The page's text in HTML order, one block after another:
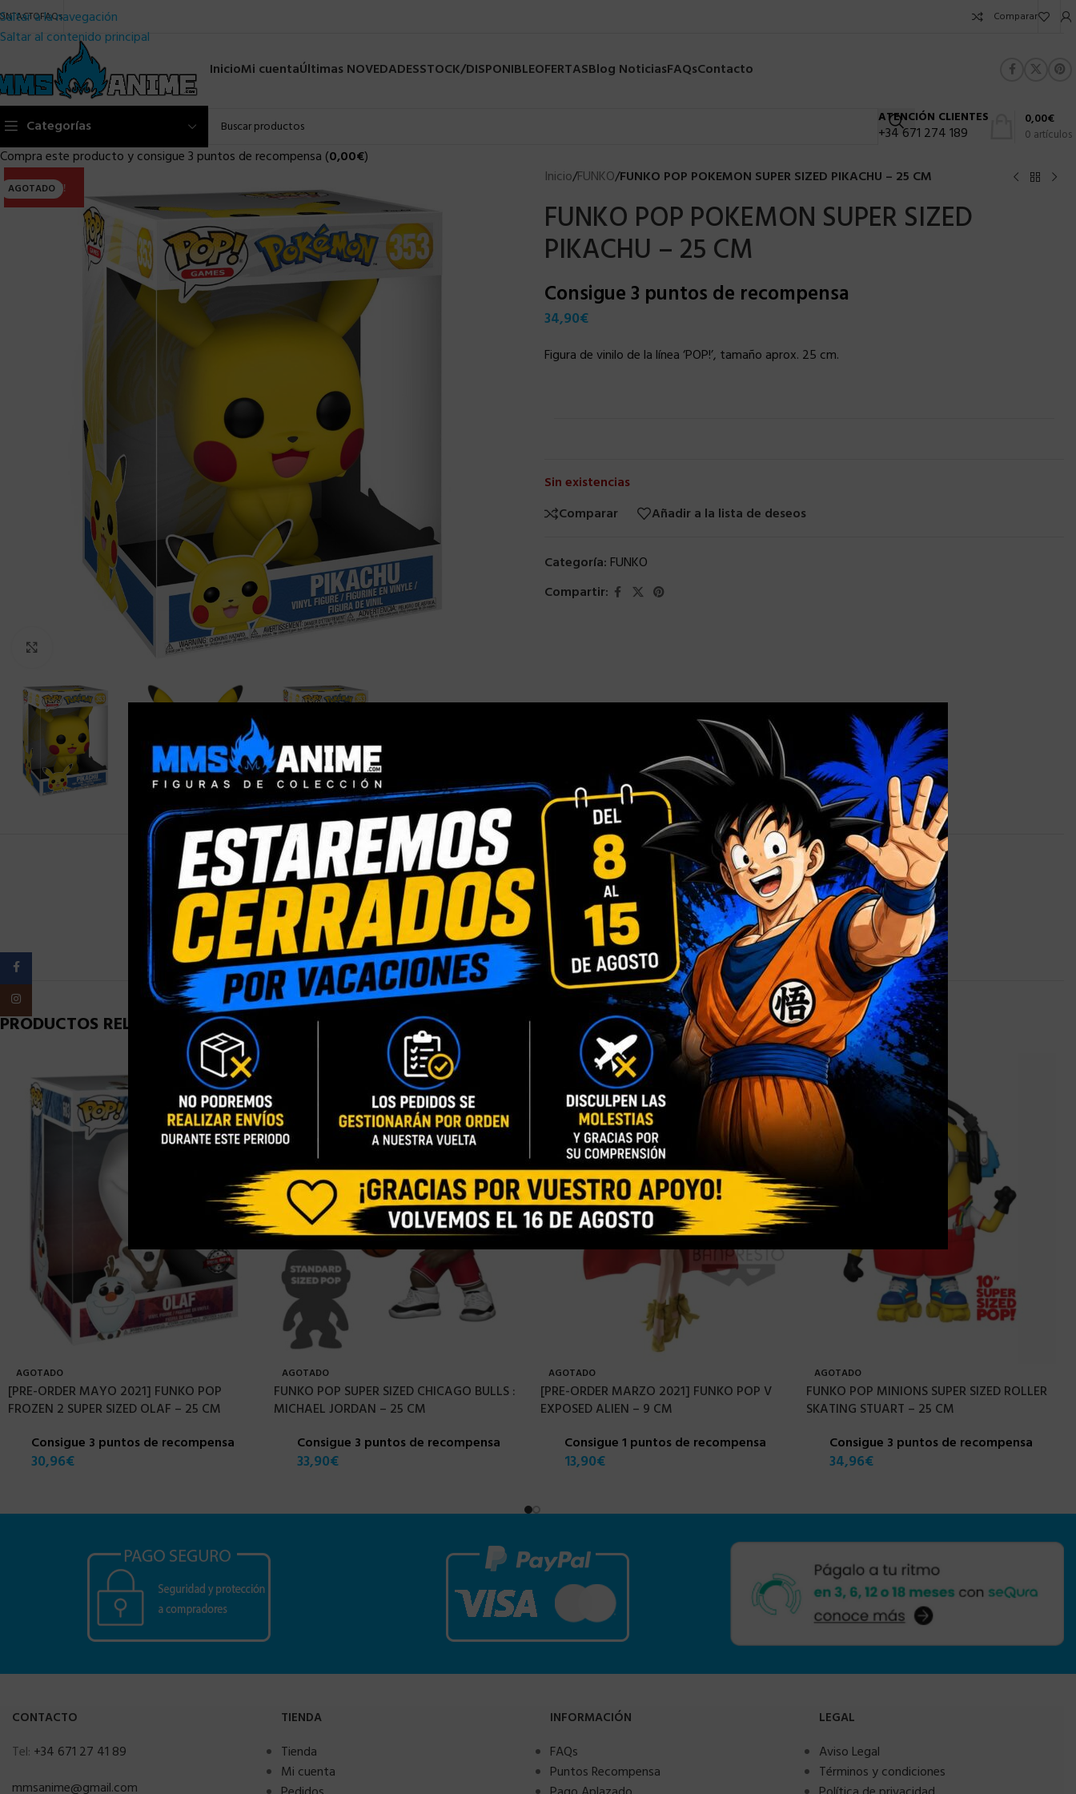
Saltar a la navegación
Saltar al contenido principal
FAQs Comparar
InicioMi cuentaÚltimas NOVEDADESSTOCK/DISPONIBLEOFERTASBlog NoticiasFAQsContacto
Categorías ATENCIÓN CLIENTES
+34 671 274 189 0 artículos
0,00€
Compra este producto y consigue 3 puntos de recompensa (0,00€)
AGOTADO
ULTIMA!! Inicio/FUNKO/FUNKO POP POKEMON SUPER SIZED PIKACHU – 25 CM
FUNKO POP POKEMON SUPER SIZED
PIKACHU – 25 CM
Consigue 3 puntos de recompensa
34,90€
Figura de vinilo de la línea ‘POP!’, tamaño aprox. 25 cm.
Sin existencias
Comparar
Añadir a la lista de deseos
Categoría: FUNKO
Compartir:
INFORMACIÓN ADICIONAL VALORACIONES (0)
PESO 2,5 kg
PRODUCTOS RELACIONADOS
AGOTADO
[PRE-ORDER MAYO 2021] FUNKO POP
FROZEN 2 SUPER SIZED OLAF – 25 CM
Consigue 3 puntos de recompensa
30,96€
AGOTADO
FUNKO POP SUPER SIZED CHICAGO BULLS :
MICHAEL JORDAN – 25 CM
Consigue 3 puntos de recompensa
33,90€
AGOTADO
[PRE-ORDER MARZO 2021] FUNKO POP V
EXPOSED ALIEN – 9 CM
Consigue 1 puntos de recompensa
13,90€
AGOTADO
FUNKO POP MINIONS SUPER SIZED ROLLER
SKATING STUART – 25 CM
Consigue 3 puntos de recompensa
34,96€
CONTACTO
Tel: +34 671 27 41 89
mmsanime@gmail.com
TIENDA
Tienda
Mi cuenta
INFORMACIÓN
FAQs
Puntos Recompensa
LEGAL
Aviso Legal
Términos y condiciones